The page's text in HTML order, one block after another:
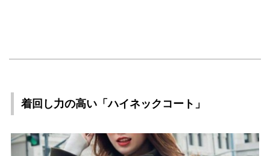
着回し力の高い「ハイネックコート」